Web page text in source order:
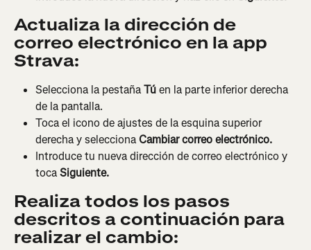
Actualiza la dirección de
correo electrónico en la app
Strava:
Selecciona la pestaña Tú en la parte inferior derecha
de la pantalla.
Toca el icono de ajustes de la esquina superior
derecha y selecciona Cambiar correo electrónico.
Introduce tu nueva dirección de correo electrónico y
toca Siguiente.
Realiza todos los pasos
descritos a continuación para
realizar el cambio: